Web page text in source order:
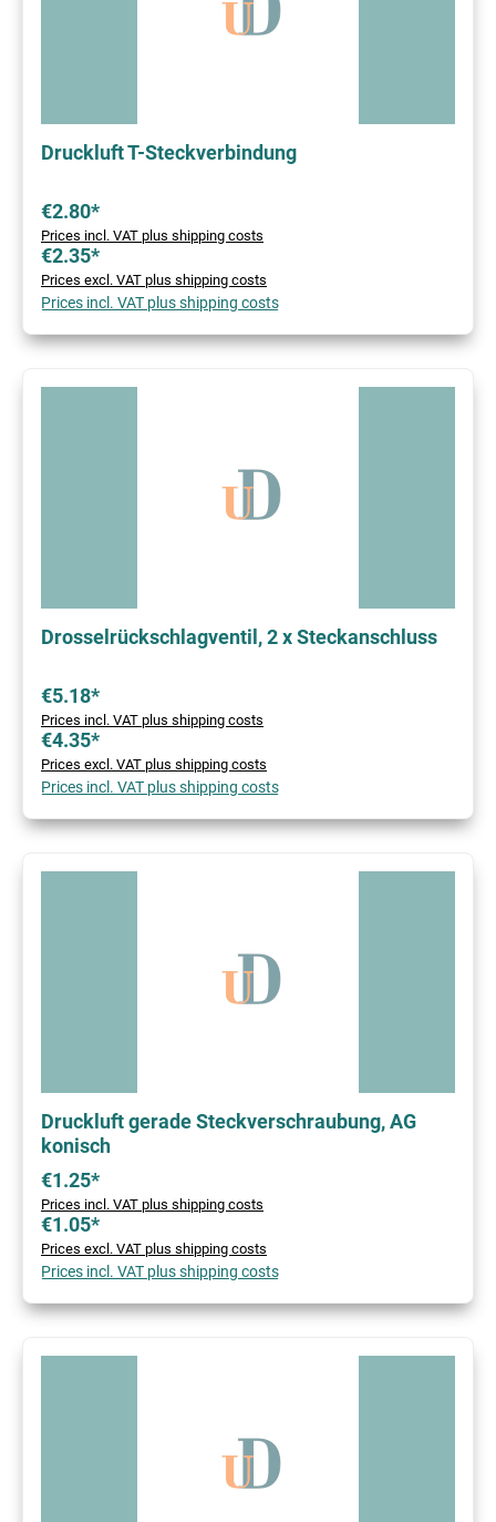
Druckluft T-Steckverbindung
€2.80*
Prices incl. VAT plus shipping costs
€2.35*
Prices excl. VAT plus shipping costs
Prices incl. VAT plus shipping costs
Drosselrückschlagventil, 2 x Steckanschluss
€5.18*
Prices incl. VAT plus shipping costs
€4.35*
Prices excl. VAT plus shipping costs
Prices incl. VAT plus shipping costs
Druckluft gerade Steckverschraubung, AG
konisch
€1.25*
Prices incl. VAT plus shipping costs
€1.05*
Prices excl. VAT plus shipping costs
Prices incl. VAT plus shipping costs